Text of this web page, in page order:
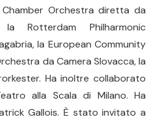
Orchestra diretta da
Rotterdam Philharmonic
la European Community
da Camera Slovacca, la
Ha inoltre collaborato
alla Scala di Milano. Ha
Gallois. È stato invitato a